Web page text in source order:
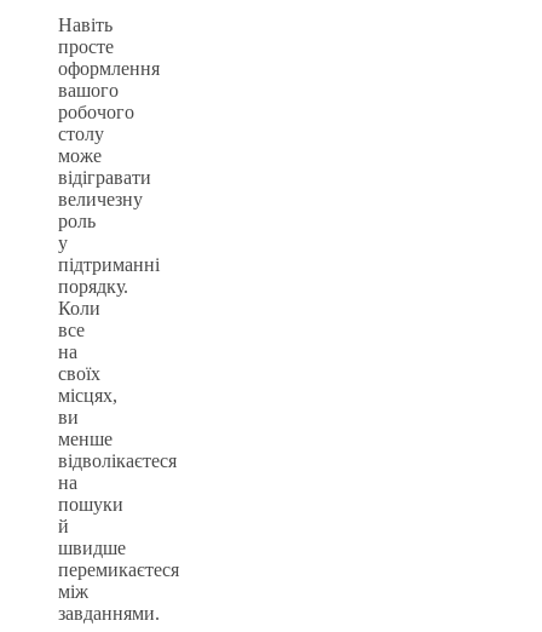
Навіть
просте
оформлення
вашого
робочого
столу
може
відігравати
величезну
роль
у
підтриманні
порядку.
Коли
все
на
своїх
місцях,
ви
менше
відволікаєтеся
на
пошуки
й
швидше
перемикаєтеся
між
завданнями.